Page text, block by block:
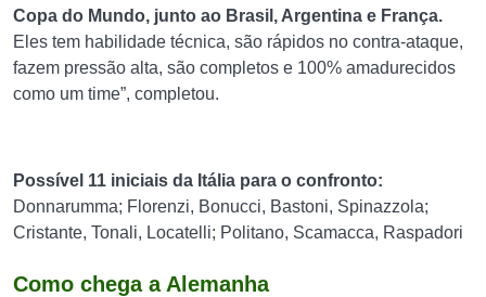
Copa do Mundo, junto ao Brasil, Argentina e França.
Eles tem habilidade técnica, são rápidos no contra-ataque,
fazem pressão alta, são completos e 100% amadurecidos
como um time”, completou.
Possível 11 iniciais da Itália para o confronto:
Donnarumma; Florenzi, Bonucci, Bastoni, Spinazzola;
Cristante, Tonali, Locatelli; Politano, Scamacca, Raspadori
Como chega a Alemanha